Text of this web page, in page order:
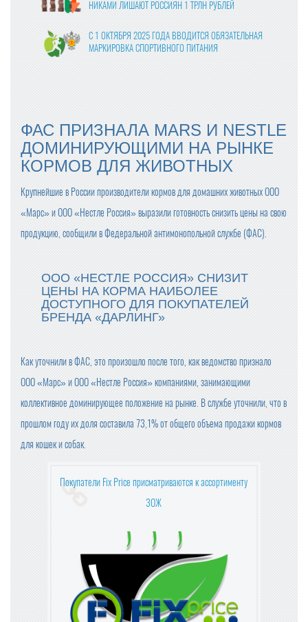
НИКАМИ ЛИШАЮТ РОССИЯН 1 ТРЛН РУБЛЕЙ
С 1 ОКТЯБРЯ 2025 ГОДА ВВОДИТСЯ ОБЯЗАТЕЛЬНАЯ
МАРКИРОВКА СПОРТИВНОГО ПИТАНИЯ
МОЛОКО В КАЖДОМ ВОСЬМОМ ЧЕКЕ: «ПЯТЁРОЧКА»
ОТМЕЧАЕТ РОСТ ПРОДАЖ МОЛОЧНОЙ ПРОДУКЦИИ
ПРОДАЖИ ГОТОВОЙ ЕДЫ В КРУПНЫХ СЕТЯХ ВЫРОСЛ
И НА 24% В 2024 ГОДУ
ОПТОВЫЕ ЦЕНЫ НА ЯЙЦА СНИЗИЛИСЬ НА 13-17%
ПРОДАЖИ ШОКОЛАДА В РОССИИ СНИЗИЛИСЬ
ПОЗДРАВЛЯЕМ С НАСТУПАЮЩИМ 2025 НОВЫМ ГОД
С 1 ЯНВАРЯ СУЩЕСТВЕННО ПОДОРОЖАЕТ АЛКОГОЛЬ
ГРЕЧКА, ЧАЙ И САХАР ПОДЕШЕВЕЛИ В НОЯБРЕ
ВСЕМИРНАЯ РАСПРОДАЖА: КАК 11.11 СТАЛ ДНЕМ ШО
ПИНГА?
ИДЕЯ ПРЕДЕЛЬНЫХ ЦЕН НА ПРОДУКТЫ НЕ ОДОБРЕН
А ВЛАСТЯМИ
ФАС ПРИЗНАЛА MARS И NESTLE
ДОМИНИРУЮЩИМИ НА РЫНКЕ
КОРМОВ ДЛЯ ЖИВОТНЫХ
Крупнейшие в России производители кормов для домашних животных ООО
«Марс» и ООО «Нестле Россия» выразили готовность снизить цены на свою
продукцию, сообщили в Федеральной антимонопольной службе (ФАС).
ООО «НЕСТЛЕ РОССИЯ» СНИЗИТ
ЦЕНЫ НА КОРМА НАИБОЛЕЕ
ДОСТУПНОГО ДЛЯ ПОКУПАТЕЛЕЙ
БРЕНДА «ДАРЛИНГ»
Как уточнили в ФАС, это произошло после того, как ведомство признало
ООО «Марс» и ООО «Нестле Россия» компаниями, занимающими
коллективное доминирующее положение на рынке. В службе уточнили, что в
прошлом году их доля составила 73,1% от общего объема продажи кормов
для кошек и собак.
Покупатели Fix Price присматриваются к ассортименту
ЗОЖ